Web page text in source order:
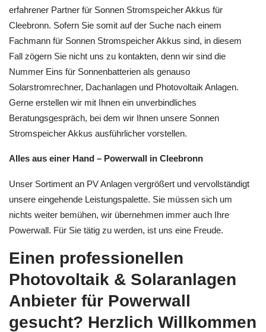
erfahrener Partner für Sonnen Stromspeicher Akkus für
Cleebronn. Sofern Sie somit auf der Suche nach einem
Fachmann für Sonnen Stromspeicher Akkus sind, in diesem
Fall zögern Sie nicht uns zu kontakten, denn wir sind die
Nummer Eins für Sonnenbatterien als genauso
Solarstromrechner, Dachanlagen und Photovoltaik Anlagen.
Gerne erstellen wir mit Ihnen ein unverbindliches
Beratungsgespräch, bei dem wir Ihnen unsere Sonnen
Stromspeicher Akkus ausführlicher vorstellen.
Alles aus einer Hand – Powerwall in Cleebronn
Unser Sortiment an PV Anlagen vergrößert und vervollständigt
unsere eingehende Leistungspalette. Sie müssen sich um
nichts weiter bemühen, wir übernehmen immer auch Ihre
Powerwall. Für Sie tätig zu werden, ist uns eine Freude.
Einen professionellen
Photovoltaik & Solaranlagen
Anbieter für Powerwall
gesucht? Herzlich Willkommen